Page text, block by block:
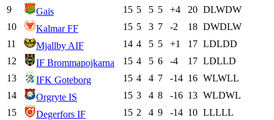
9
Gais 15 5 5 5 +4 20 DLWDW
10
Kalmar FF 15 5 3 7 -2 18 DWDLW
11
Mjallby AIF 14 4 5 5 +1 17 LDLDD
12
IF Brommapojkarna 15 4 5 6 -4 17 LDLLD
13
IFK Goteborg 15 4 4 7 -14 16 WLWLL
14
Orgryte IS 15 3 4 8 -16 13 WLDWL
15
Degerfors IF 15 2 4 9 -14 10 LLLLL